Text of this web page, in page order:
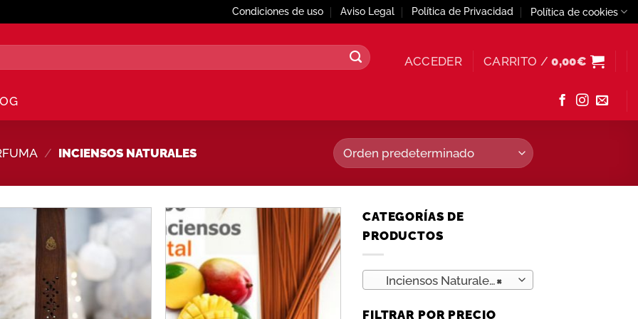
Condiciones de uso Aviso Legal Política de Privacidad Política de cookies
ACCEDER CARRITO /0,00€
/ INCIENSOS NATURALES
lista de
Añadir
a la
lista de
deseos
CATEGORÍAS DE
PRODUCTOS
×
Inciensos Naturales (6)
FILTRAR POR PRECIO